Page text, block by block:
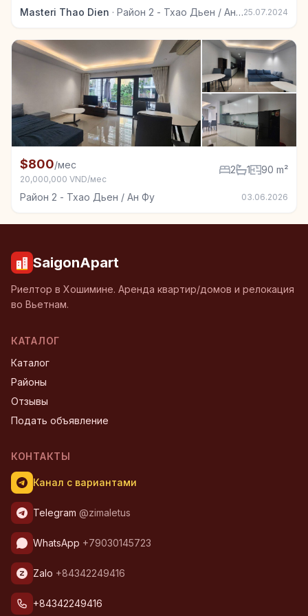
Masteri Thao Dien · Район 2 - Тхао Дьен / Ан Фу 25.07.2024
Квартира в аренду в Район 2 - Тхао Дьен / Ан Фу,
$800/мес
20,000,000 VND/мес
2 1 90 m²
Район 2 - Тхао Дьен / Ан Фу 03.06.2026
SaigonApart
Риелтор в Хошимине. Аренда квартир/домов и релокация
во Вьетнам.
КАТАЛОГ
Каталог
Районы
Отзывы
Подать объявление
КОНТАКТЫ
Канал с вариантами
Telegram @zimaletus
WhatsApp +79030145723
Zalo +84342249416
+84342249416